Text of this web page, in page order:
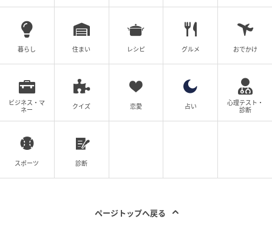
ファミリーマート 花椒香る！よだれ鶏＆春雨
キャベツ
暮らし 住まい レシピ グルメ おでかけ
ビジネス・マ
ネー
クイズ 恋愛 占い
心理テスト・
診断
スポーツ 診断
ページトップへ戻る